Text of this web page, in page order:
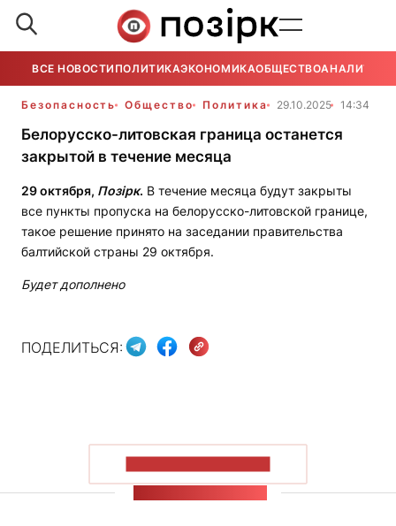
ВСЕ НОВОСТИ ПОЛИТИКАЭКОНОМИКАОБЩЕСТВОАНАЛИТИКА
Безопасность Общество Политика 29.10.2025 14:34
Белорусско-литовская граница останется
закрытой в течение месяца
29 октября, Позірк. В течение месяца будут закрыты
все пункты пропуска на белорусско-литовской границе,
такое решение принято на заседании правительства
балтийской страны 29 октября.
Будет дополнено
ПОДЕЛИТЬСЯ: